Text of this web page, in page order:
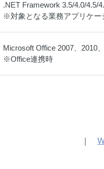
.NET Framework 3.5/4.0/4.5/
※対象となる業務アプリケー
Microsoft Office 2007、2010
※Office連携時